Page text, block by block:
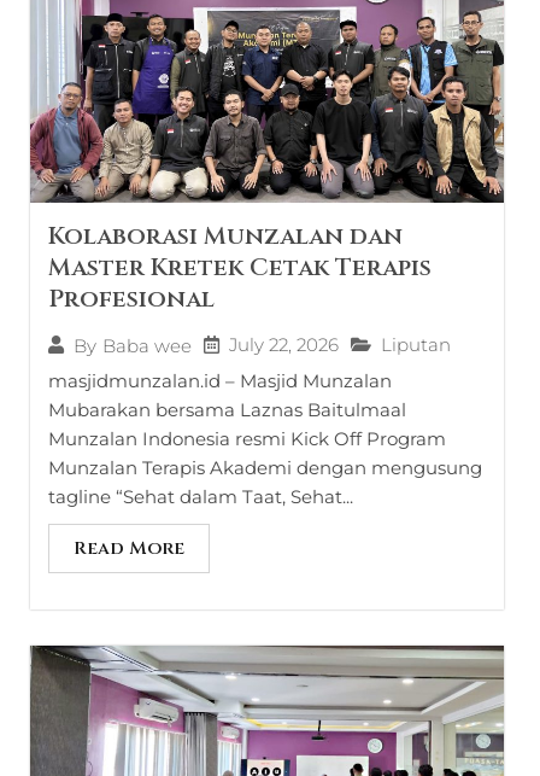
Kolaborasi Munzalan dan
Master Kretek Cetak Terapis
Profesional
By Baba wee July 22, 2026
Liputan
masjidmunzalan.id – Masjid Munzalan
Mubarakan bersama Laznas Baitulmaal
Munzalan Indonesia resmi Kick Off Program
Munzalan Terapis Akademi dengan mengusung
tagline “Sehat dalam Taat, Sehat...
Read More